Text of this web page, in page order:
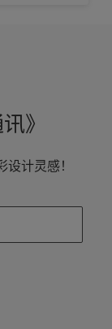
》
计灵感！